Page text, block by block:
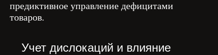
предиктивное управление дефицитами
товаров.
Учет дислокаций и влияние